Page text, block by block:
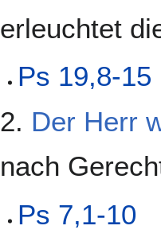
erleuchtet
Ps 19,8-15
2. Der Herr
nach
Ps 7,1-10